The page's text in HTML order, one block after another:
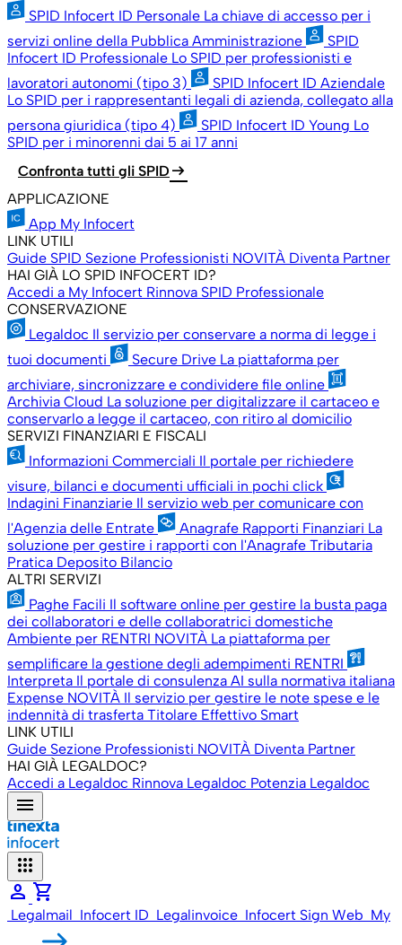
SPID Infocert ID Personale La chiave di accesso per i
servizi online della Pubblica Amministrazione
SPID
Infocert ID Professionale Lo SPID per professionisti e
lavoratori autonomi (tipo 3)
SPID Infocert ID Aziendale
Lo SPID per i rappresentanti legali di azienda, collegato alla
persona giuridica (tipo 4)
SPID Infocert ID Young Lo
SPID per i minorenni dai 5 ai 17 anni
Confronta tutti gli SPID arrow_right_alt
APPLICAZIONE
App My Infocert
LINK UTILI
Guide SPID Sezione Professionisti NOVITÀ Diventa Partner
HAI GIÀ LO SPID INFOCERT ID?
Accedi a My Infocert Rinnova SPID Professionale
CONSERVAZIONE
Legaldoc Il servizio per conservare a norma di legge i
tuoi documenti
Secure Drive La piattaforma per
archiviare, sincronizzare e condividere file online
Archivia Cloud La soluzione per digitalizzare il cartaceo e
conservarlo a legge il cartaceo, con ritiro al domicilio
SERVIZI FINANZIARI E FISCALI
Informazioni Commerciali Il portale per richiedere
visure, bilanci e documenti ufficiali in pochi click
Indagini Finanziarie Il servizio web per comunicare con
l'Agenzia delle Entrate
Anagrafe Rapporti Finanziari La
soluzione per gestire i rapporti con l'Anagrafe Tributaria
Pratica Deposito Bilancio
ALTRI SERVIZI
Paghe Facili Il software online per gestire la busta paga
dei collaboratori e delle collaboratrici domestiche
Ambiente per RENTRI NOVITÀ La piattaforma per
semplificare la gestione degli adempimenti RENTRI
Interpreta Il portale di consulenza AI sulla normativa italiana
Expense NOVITÀ Il servizio per gestire le note spese e le
indennità di trasferta Titolare Effettivo Smart
LINK UTILI
Guide Sezione Professionisti NOVITÀ Diventa Partner
HAI GIÀ LEGALDOC?
Accedi a Legaldoc Rinnova Legaldoc Potenzia Legaldoc
menu
apps
person shopping_cart
Legalmail Infocert ID Legalinvoice Infocert Sign Web My